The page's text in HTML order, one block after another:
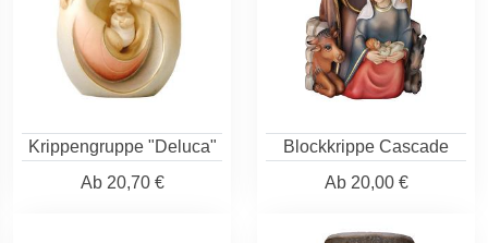
Krippengruppe "Deluca"
Ab20,70 €
Blockkrippe Cascade
Ab20,00 €